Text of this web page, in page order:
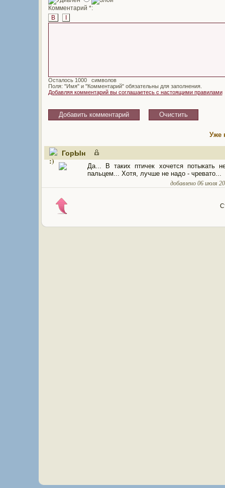
Комментарий *:
B
I
Осталось
символов
Поля: "Имя" и "Комментарий" обязательны для заполнения.
Добавляя комментарий вы соглашаетесь с настоящими правилами
Уже
ГорЫн
Да... В таких птичек хочется потыкать
пальцем... Хотя, лучше не надо - чревато...
добавлено 06 июля